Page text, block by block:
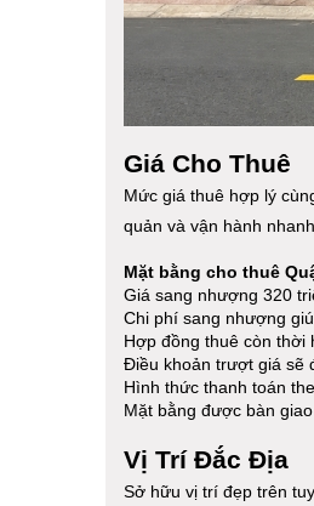
Giá Cho Thuê
Mức giá thuê hợp lý
quản và vận hành
Mặt bằng cho thuê
Giá sang nhượng 320
Chi phí sang nhượng
Hợp đồng thuê còn thời
Điều khoản trượt giá sẽ
Hình thức thanh toán
Mặt bằng được bàn
Vị Trí Đắc Địa
Sở hữu vị trí đẹp trên